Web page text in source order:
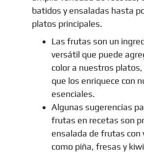
batidos y ensaladas hasta
platos principales.
Las frutas son un
versátil que puede
color a nuestros
que los enriquece con
esenciales.
Algunas sugerencias
frutas en recetas son
ensalada de frutas con
como piña, fresas y